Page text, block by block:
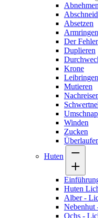
Abnehmen
Absetzen
Der Fehler
Duplieren
Krone
Mutieren
Winden
Zucken
Huten
Huten
Alber -
Nebenhut
Ochs -